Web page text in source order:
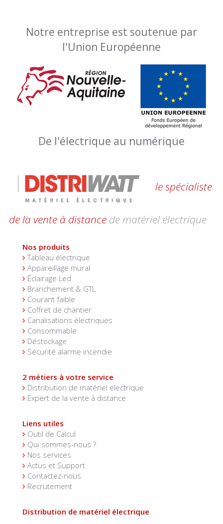
Notre entreprise est soutenue par
l'Union Européenne
De l'électrique au numérique
le spécialiste
de la vente à distance de matériel électrique
Nos produits
Tableau électrique
Appareillage mural
Éclairage Led
Branchement & GTL
Courant faible
Coffret de chantier
Canalisations électriques
Consommable
Déstockage
Sécurité alarme incendie
2 métiers à votre service
Distribution de matériel électrique
Expert de la vente à distance
Liens utiles
Outil de Calcul
Qui sommes-nous ?
Nos services
Actus et Support
Contactez-nous
Recrutement
Distribution de matériel électrique